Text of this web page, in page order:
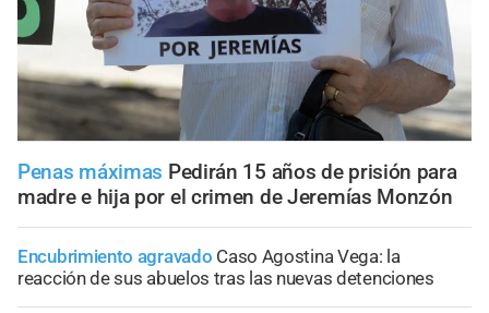
Penas máximas Pedirán 15 años de prisión para
madre e hija por el crimen de Jeremías Monzón
Encubrimiento agravado Caso Agostina Vega: la
reacción de sus abuelos tras las nuevas detenciones